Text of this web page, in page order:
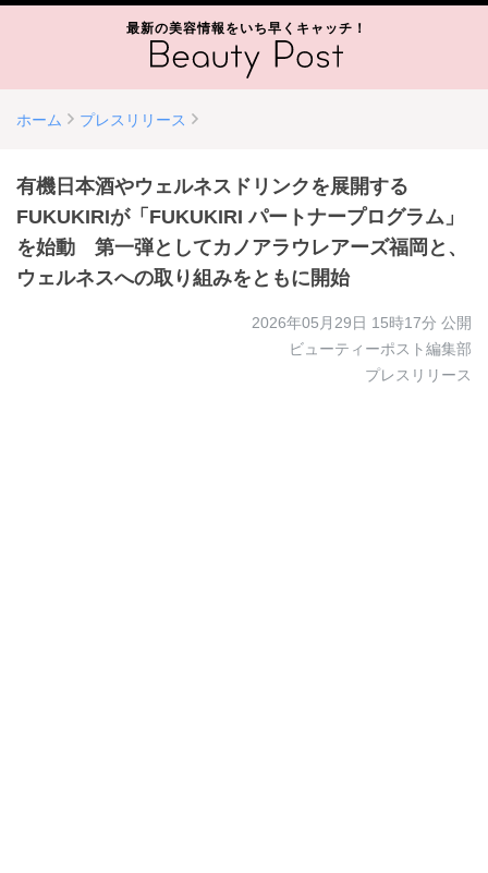
最新の美容情報をいち早くキャッチ！
ホーム プレスリリース
有機日本酒やウェルネスドリンクを展開する
FUKUKIRIが「FUKUKIRI パートナープログラム」
を始動 第一弾としてカノアラウレアーズ福岡と、
ウェルネスへの取り組みをともに開始
2026年05月29日 15時17分 公開
ビューティーポスト編集部
プレスリリース